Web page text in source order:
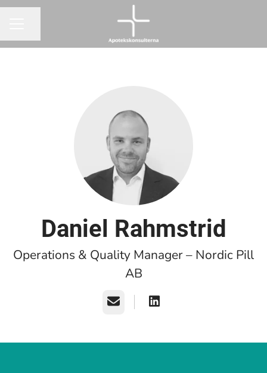
Daniel Rahmstrid
Operations & Quality Manager – Nordic Pill
AB
E-post